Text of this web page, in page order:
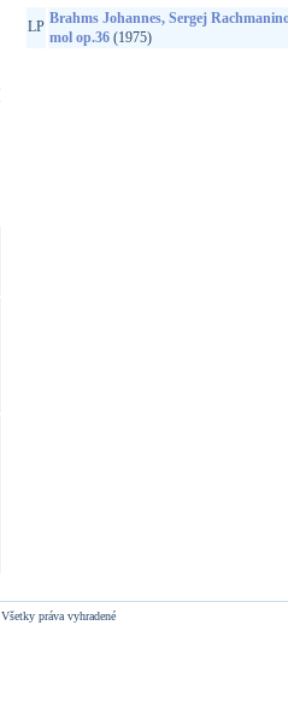
LP Brahms Johannes, Sergej
mol op.36(1975)
práva vyhradené